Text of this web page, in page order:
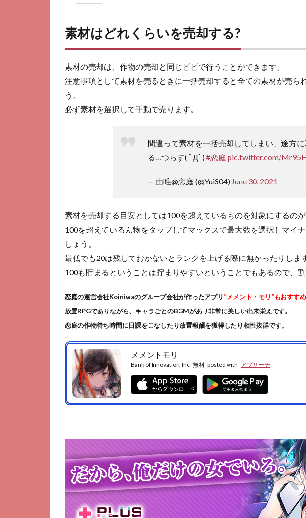
は
く
ら
い
売
却
素材はどれくらいを売却する?
素材の売却は、作物の売却と同じピピで行うことができます。
注意事項として素材を売るときに一括売却すると全ての素材が売ら
う。
必ず素材を選択して手動で売ります。
間違って素材を一括売却してしまい、途方
る…つらす( ﾟДﾟ)#恋庭 pic.twitter.com/
— 由唯@恋庭 (@YuiS04) June 30, 2021
素材を売却する目安としては100を超えているものを対象にするのが
100を超えているん物をタップしてマックスで最大数を選択しマイ
しょう。
最低でも20は残しておかないとランクを上げる際に無かったりします
100も貯まるということは貯まりやすいということでもあるので、割
恋庭の運営会社Koiniwaのグループ会社が作ったアプリ”メメント・モリ”もおすすめ
放置RPGでありながら、キャラごとのBGMがあり非常に美しい出来栄えです。
恋庭の作物待ち時間に日課をこなしたり放置報酬を獲得したり相性抜群です。
メメントモリ
Bank of Innovation, Inc 無料 posted with アプリーチ